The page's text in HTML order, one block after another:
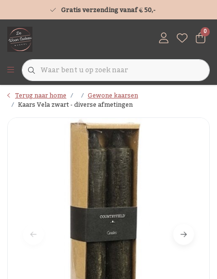
Gratis verzending vanaf € 50,-
0
Terug naar home Gewone kaarsen
Kaars Vela zwart - diverse afmetingen